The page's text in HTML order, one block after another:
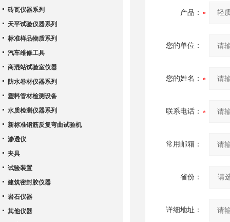
产品：
您的单位：
您的姓名：
联系电话：
常用邮箱：
省份：
详细地址：
砖瓦仪器系列
天平试验仪器系列
标准样品物质系列
汽车维修工具
商混站试验室仪器
防水卷材仪器系列
塑料管材检测设备
水质检测仪器系列
新标准钢筋反复弯曲试验机
渗透仪
夹具
试验装置
建筑密封胶仪器
岩石仪器
其他仪器